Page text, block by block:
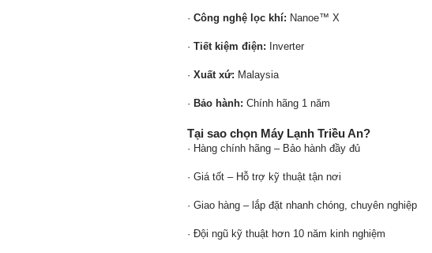
· Công nghệ lọc khí: Nanoe™ X
· Tiết kiệm điện: Inverter
· Xuất xứ: Malaysia
· Bảo hành: Chính hãng 1 năm
Tại sao chọn Máy Lạnh Triều An?
· Hàng chính hãng – Bảo hành đầy đủ
· Giá tốt – Hỗ trợ kỹ thuật tận nơi
· Giao hàng – lắp đặt nhanh chóng, chuyên nghiệp
· Đội ngũ kỹ thuật hơn 10 năm kinh nghiệm